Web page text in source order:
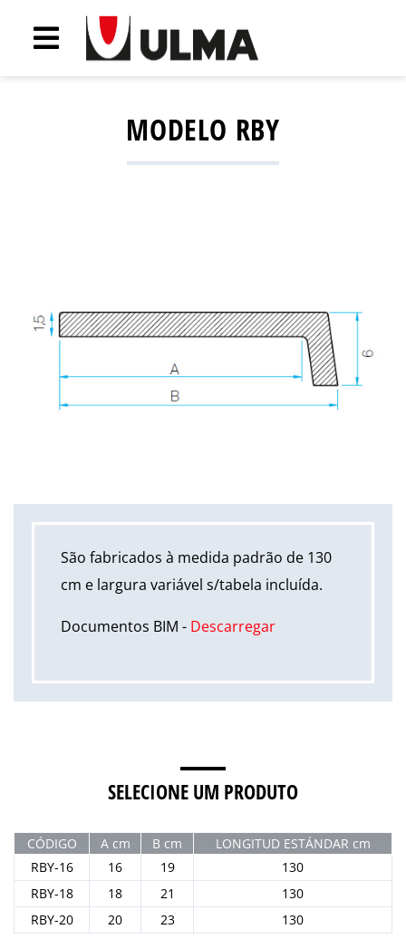
MODELO RBY
São fabricados à medida padrão de 130
cm e largura variável s/tabela incluída.
Documentos BIM - Descarregar
SELECIONE UM PRODUTO
CÓDIGO A cm B cm
LONGITUD ESTÁNDAR cm
RBY-16
16 19
130
RBY-18
18 21
130
RBY-20
20 23 130